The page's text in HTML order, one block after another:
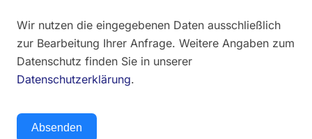
Wir nutzen die eingegebenen Daten ausschließlich
zur Bearbeitung Ihrer Anfrage. Weitere Angaben zum
Datenschutz finden Sie in unserer
Datenschutzerklärung.
Absenden